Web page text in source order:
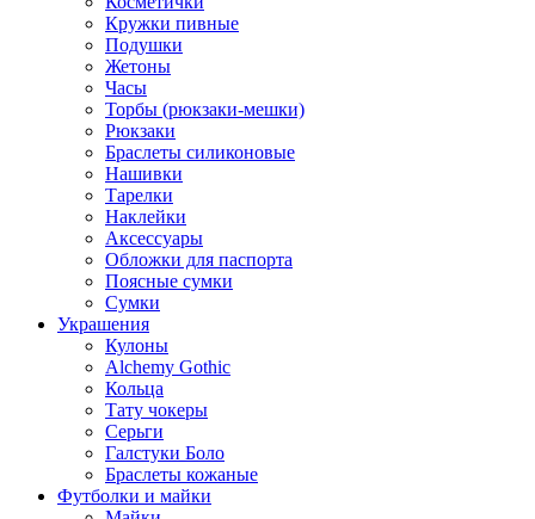
Кружки пивные
Подушки
Жетоны
Часы
Торбы (рюкзаки-мешки)
Рюкзаки
Браслеты силиконовые
Нашивки
Тарелки
Наклейки
Аксессуары
Обложки для паспорта
Поясные сумки
Сумки
Украшения
Кулоны
Alchemy Gothic
Кольца
Тату чокеры
Серьги
Галстуки Боло
Браслеты кожаные
Футболки и майки